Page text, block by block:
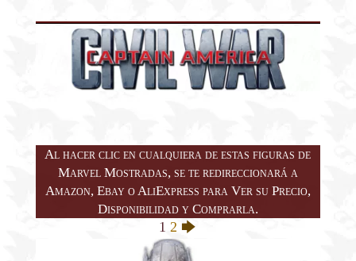
Al hacer clic en cualquiera de estas figuras de
Marvel Mostradas, se te redireccionará a
Amazon, Ebay o AliExpress para Ver su Precio,
Disponibilidad y Comprarla.
1 2 🡆